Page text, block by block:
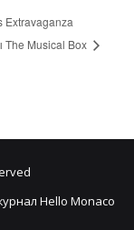
Extravaganza
The Musical Box
Hello Monaco